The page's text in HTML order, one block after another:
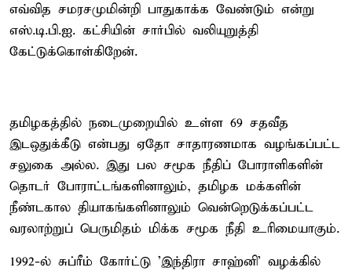
எவ்வித சமரசமுமின்றி பாதுகாக்க வேண்டும் என்று
எஸ்.டி.பி.ஐ. கட்சியின் சார்பில் வலியுறுத்தி
கேட்டுக்கொள்கிறேன்.
தமிழகத்தில் நடைமுறையில் உள்ள 69 சதவீத
இடஒதுக்கீடு என்பது ஏதோ சாதாரணமாக வழங்கப்பட்ட
சலுகை அல்ல. இது பல சமூக நீதிப் போராளிகளின்
தொடர் போராட்டங்களினாலும், தமிழக மக்களின்
நீண்டகால தியாகங்களினாலும் வென்றெடுக்கப்பட்ட
வரலாற்றுப் பெருமிதம் மிக்க சமூக நீதி உரிமையாகும்.
1992-ல் சுப்ரீம் கோர்ட்டு 'இந்திரா சாஹ்னி' வழக்கில்